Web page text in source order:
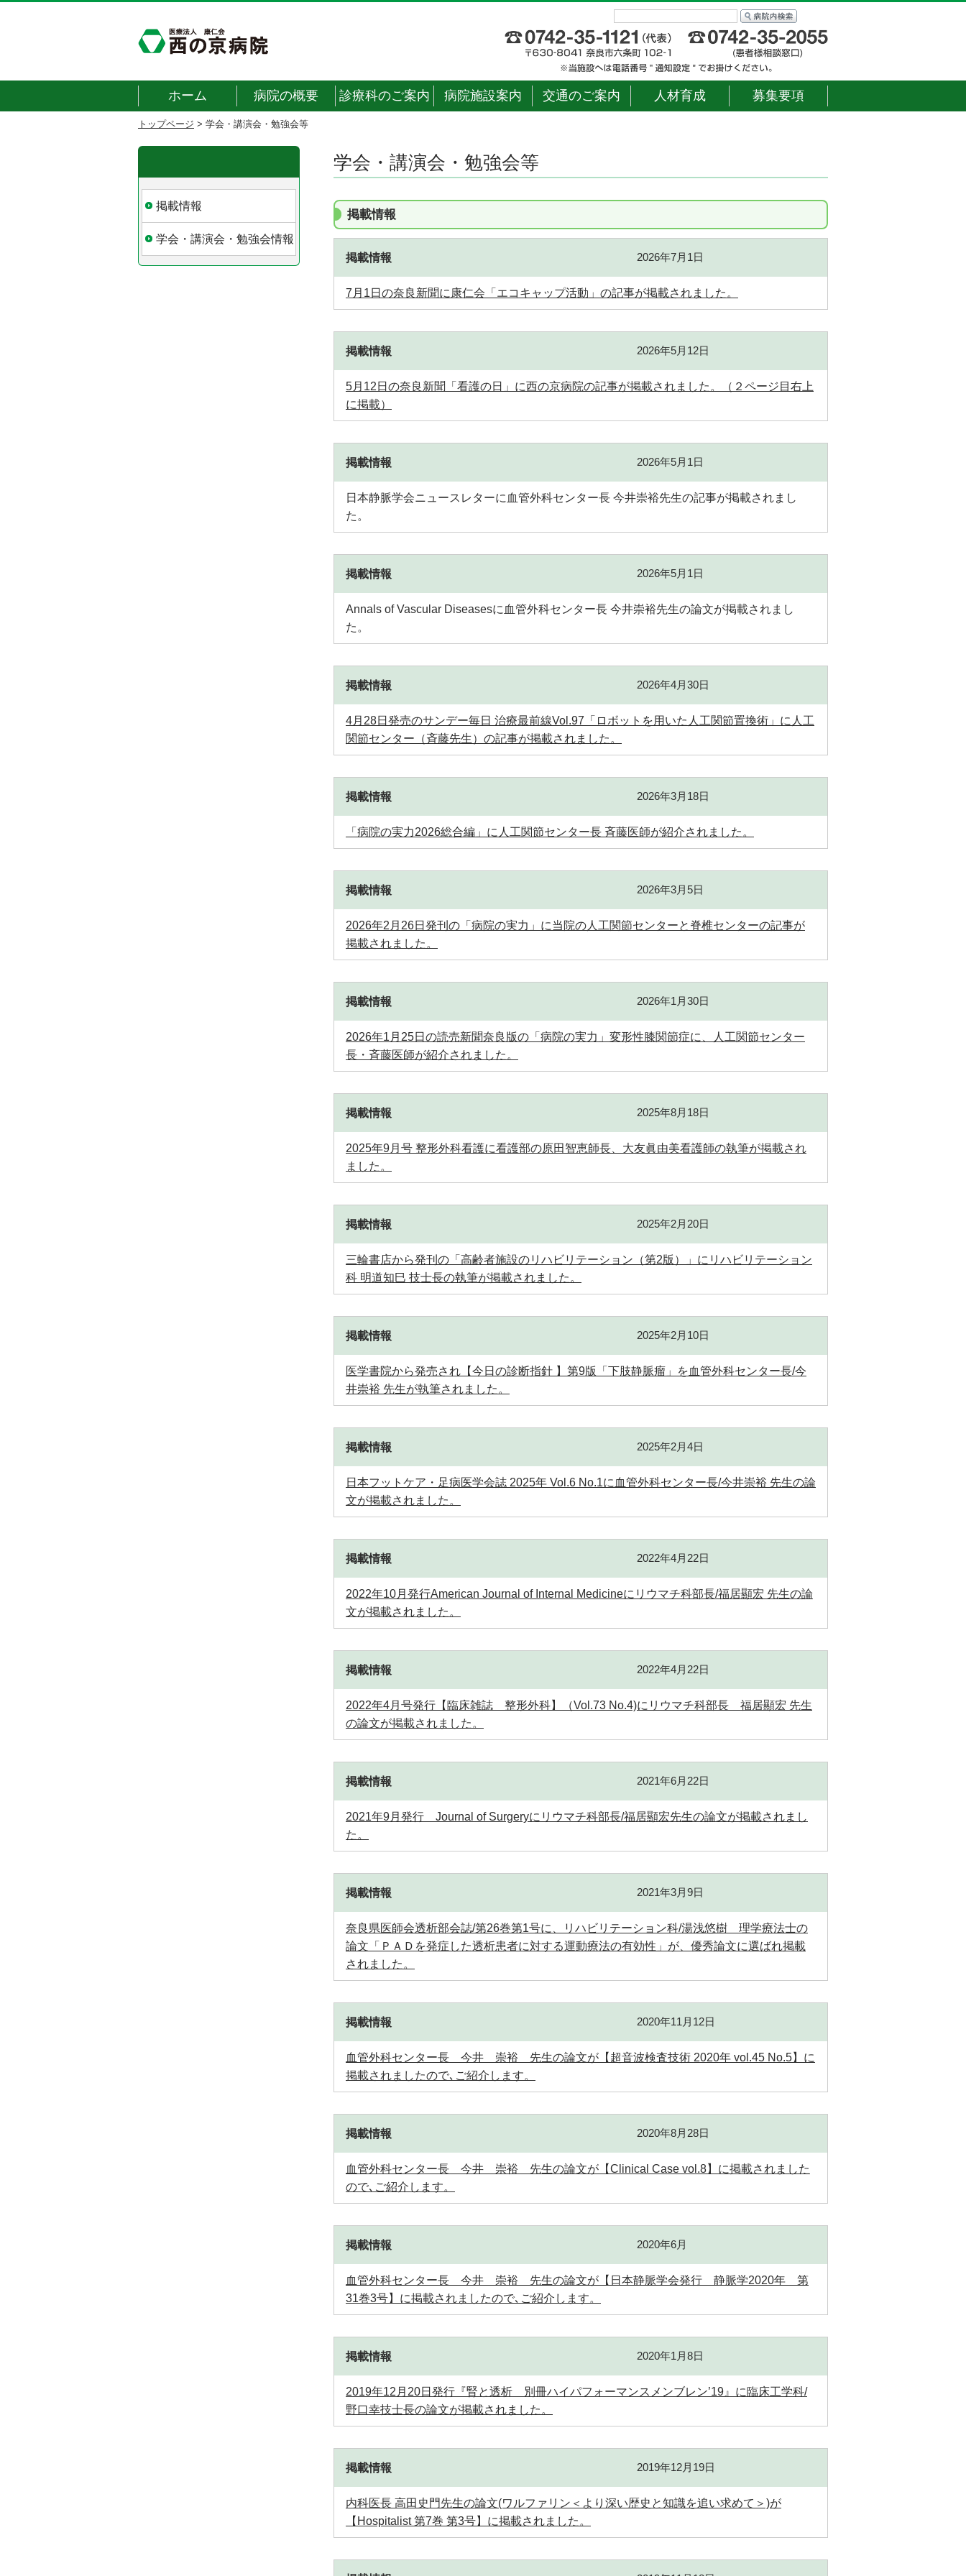
ホーム 病院の概要 診療科のご案内 病院施設案内 交通のご案内 人材育成 募集要項
トップページ > 学会・講演会・勉強会等
学会・講演会・勉強会等
掲載情報
掲載情報 2026年7月1日
7月1日の奈良新聞に康仁会「エコキャップ活動」の記事が掲載されました。
掲載情報 2026年5月12日
5月12日の奈良新聞「看護の日」に西の京病院の記事が掲載されました。（２ページ目右上
に掲載）
掲載情報 2026年5月1日
日本静脈学会ニュースレターに血管外科センター長 今井崇裕先生の記事が掲載されまし
た。
掲載情報 2026年5月1日
Annals of Vascular Diseasesに血管外科センター長 今井崇裕先生の論文が掲載されまし
た。
掲載情報 2026年4月30日
4月28日発売のサンデー毎日 治療最前線Vol.97「ロボットを用いた人工関節置換術」に人工
関節センター（斉藤先生）の記事が掲載されました。
掲載情報 2026年3月18日
「病院の実力2026総合編」に人工関節センター長 斉藤医師が紹介されました。
掲載情報 2026年3月5日
2026年2月26日発刊の「病院の実力」に当院の人工関節センターと脊椎センターの記事が
掲載されました。
掲載情報 2026年1月30日
2026年1月25日の読売新聞奈良版の「病院の実力」変形性膝関節症に、人工関節センター
長・斉藤医師が紹介されました。
掲載情報 2025年8月18日
2025年9月号 整形外科看護に看護部の原田智恵師長、大友眞由美看護師の執筆が掲載され
ました。
掲載情報 2025年2月20日
三輪書店から発刊の「高齢者施設のリハビリテーション（第2版）」にリハビリテーション
科 明道知巳 技士長の執筆が掲載されました。
掲載情報 2025年2月10日
医学書院から発売され【今日の診断指針 】第9版「下肢静脈瘤」を血管外科センター長/今
井崇裕 先生が執筆されました。
掲載情報 2025年2月4日
日本フットケア・足病医学会誌 2025年 Vol.6 No.1に血管外科センター長/今井崇裕 先生の論
文が掲載されました。
掲載情報 2022年4月22日
2022年10月発行American Journal of Internal Medicineにリウマチ科部長/福居顯宏 先生の論
文が掲載されました。
掲載情報 2022年4月22日
2022年4月号発行【臨床雑誌 整形外科】（Vol.73 No.4)にリウマチ科部長 福居顯宏 先生
の論文が掲載されました。
掲載情報 2021年6月22日
2021年9月発行 Journal of Surgeryにリウマチ科部長/福居顯宏先生の論文が掲載されまし
た。
掲載情報 2021年3月9日
奈良県医師会透析部会誌/第26巻第1号に、リハビリテーション科/湯浅悠樹 理学療法士の
論文「ＰＡＤを発症した透析患者に対する運動療法の有効性」が、優秀論文に選ばれ掲載
されました。
掲載情報 2020年11月12日
血管外科センター長 今井 崇裕 先生の論文が【超音波検査技術 2020年 vol.45 No.5】に
掲載されましたので､ご紹介します。
掲載情報 2020年8月28日
血管外科センター長 今井 崇裕 先生の論文が【Clinical Case vol.8】に掲載されました
ので､ご紹介します。
掲載情報 2020年6月
血管外科センター長 今井 崇裕 先生の論文が【日本静脈学会発行 静脈学2020年 第
31巻3号】に掲載されましたので､ご紹介します。
掲載情報 2020年1月8日
2019年12月20日発行『腎と透析 別冊ハイパフォーマンスメンブレン’19』に臨床工学科/
野口幸技士長の論文が掲載されました。
掲載情報 2019年12月19日
内科医長 高田史門先生の論文(ワルファリン＜より深い歴史と知識を追い求めて＞)が
【Hospitalist 第7巻 第3号】に掲載されました。
掲載情報
学会・講演会・勉強会情報